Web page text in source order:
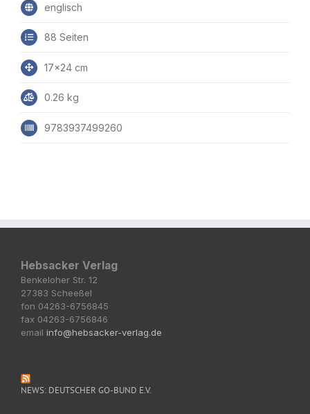
englisch
88 Seiten
17x24 cm
0.26 kg
9783937499260
Hebsacker Verlag
Benkeloher Str. 12
27383 Scheeßel
fon 04263-6756845
fax 04263-6756846
email info@hebsacker-verlag.de
NEWS: DEUTSCHER GO-BUND E.V.